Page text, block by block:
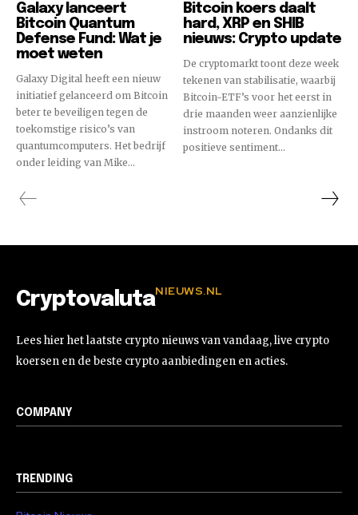
Galaxy lanceert
Bitcoin Quantum
Defense Fund: Wat je
moet weten
Galaxy Digital heeft een nieuw
initiatief gelanceerd om Bitcoin
beter te beveiligen tegen de
toekomstige risico’s van
quantumcomputers. Het bedrijf
onder leiding van Mike...
Bitcoin koers daalt
hard, XRP en SHIB
nieuws: Crypto update
De cryptomarkt toont deze week
tekenen van stabilisatie, waarbij
Bitcoin-ETF’s voor het eerst in
drie maanden weer aanzienlijke
instroom noteren. Ondanks dit
positieve sentiment...
CryptovalutaNIEUWS.NL
Lees hier het laatste crypto nieuws van vandaag, live crypto
koersen en de beste crypto aanbiedingen en acties.
COMPANY
TRENDING